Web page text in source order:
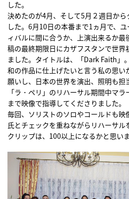
した。
決めたのが4月、そして5月２週目か
した。6月10日の本番まで1ヵ月で、
ィバルに間に合うか、上演出来るか
稿の最終期限日にカザフスタンで世界
ました。タイトルは、「Dark Faith」。
和の作品に仕上げたいと言う私の思い
願いし、日本の世界を演出、照明も担
「ラ・ペリ」のリハーサル期間中マ
まで映像で指導してくださりました。
毎回、ソリストのソロやコールドも映
氏とチェックを重ねながらリハーサ
クリップは、100以上になるかと思いま